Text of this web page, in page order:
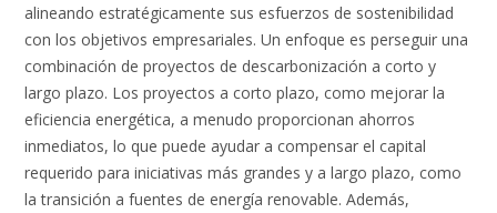
alineando estratégicamente sus esfuerzos de sostenibilidad
con los objetivos empresariales. Un enfoque es perseguir una
combinación de proyectos de descarbonización a corto y
largo plazo. Los proyectos a corto plazo, como mejorar la
eficiencia energética, a menudo proporcionan ahorros
inmediatos, lo que puede ayudar a compensar el capital
requerido para iniciativas más grandes y a largo plazo, como
la transición a fuentes de energía renovable. Además,